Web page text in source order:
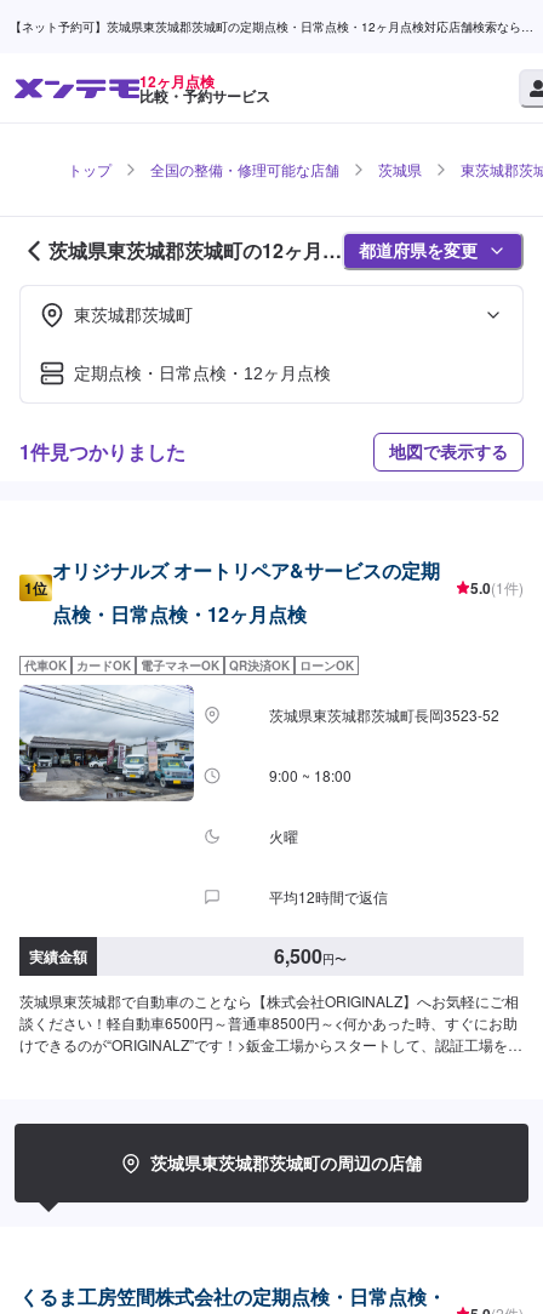
【ネット予約可】茨城県東茨城郡茨城町の定期点検・日常点検・12ヶ月点検対応店舗検索なら
12ヶ月点検
比較・予約サービス
トップ 全国の整備・修理可能な店舗 茨城県 東茨城郡茨
茨城県東茨城郡茨城町の12ヶ月点
検対応店舗紹介 (1ページ目)
都道府県を変更
東茨城郡茨城町
定期点検・日常点検・12ヶ月点検
1件見つかりました 地図で表示する
1位
オリジナルズ オートリペア&サービスの定期
点検・日常点検・12ヶ月点検
5.0(1件)
代車OK カードOK 電子マネーOK QR決済OK ローンOK
茨城県東茨城郡茨城町長岡3523-52
9:00 ~ 18:00
火曜
平均12時間で返信
実績金額 6,500円〜
茨城県東茨城郡で自動車のことなら【株式会社ORIGINALZ】へお気軽にご相
談ください！軽自動車6500円～普通車8500円～<何かあった時、すぐにお助
けできるのが“ORIGINALZ”です！>鈑金工場からスタートして、認証工場を取
ポートのエーミングなどの技術向上を目指しております。そこから、新車の
エブリイやジムニーなどのカスタムなどにも力を入れ、工場での一貫作業と
するだけでなく、お客様に何かあった時にすぐに駆け付け、相談に乗り、対
にご相談ください。【1】オファーにてお問い合わせ【2】お見積り【3】お
見積りにご納得いただければ作業開始【4】仕上がり次第納車-----納期につい
茨城県東茨城郡茨城町の周辺の店舗
くるま工房笠間株式会社の定期点検・日常点検・